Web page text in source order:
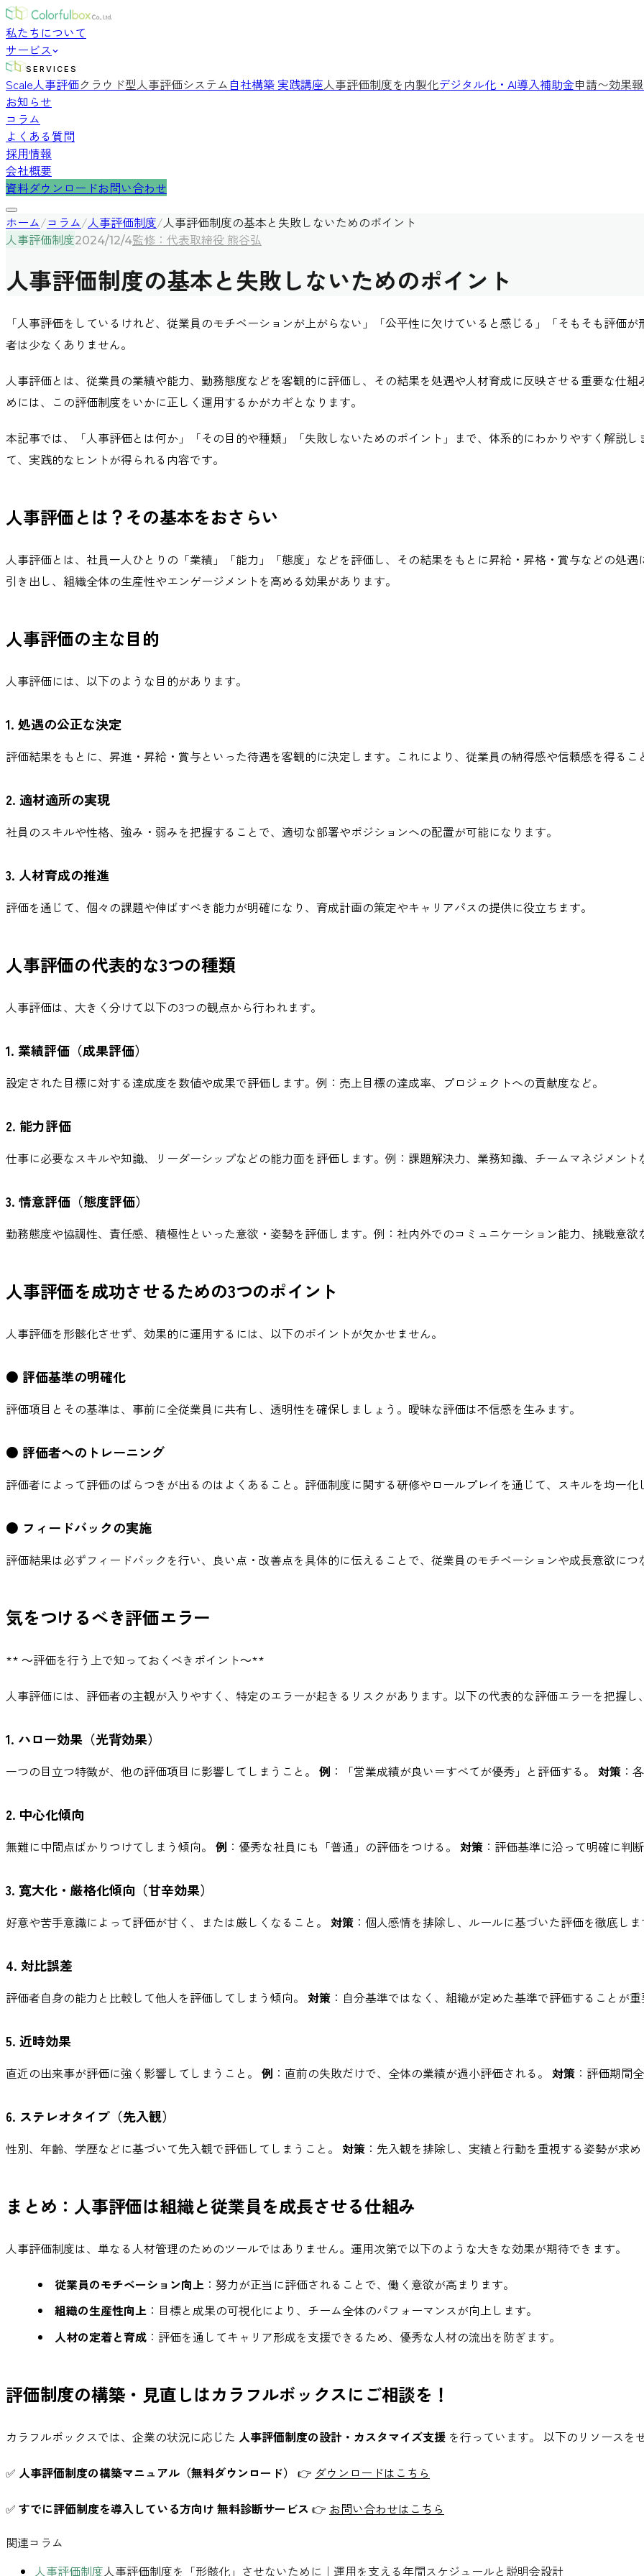
私たちについて
サービス
SERVICES
Scale人事評価クラウド型人事評価システム 自社構築 実践講座人事評価制度を内製化デジタル化・AI導入補助金申請〜効果
お知らせ
コラム
よくある質問
採用情報
会社概要
資料ダウンロードお問い合わせ
ホーム/コラム/人事評価制度/人事評価制度の基本と失敗しないためのポイント
人事評価制度2024/12/4監修：代表取締役 熊谷弘
人事評価制度の基本と失敗しないためのポイント
「人事評価をしているけれど、従業員のモチベーションが上がらない」「公平性に欠けていると感じる」「そもそも評
者は少なくありません。
人事評価とは、従業員の業績や能力、勤務態度などを客観的に評価し、その結果を処遇や人材育成に反映させる重要な仕
めには、この評価制度をいかに正しく運用するかがカギとなります。
本記事では、「人事評価とは何か」「その目的や種類」「失敗しないためのポイント」まで、体系的にわかりやすく解説
て、実践的なヒントが得られる内容です。
人事評価とは？その基本をおさらい
人事評価とは、社員一人ひとりの「業績」「能力」「態度」などを評価し、その結果をもとに昇給・昇格・賞与などの処
引き出し、組織全体の生産性やエンゲージメントを高める効果があります。
人事評価の主な目的
人事評価には、以下のような目的があります。
1. 処遇の公正な決定
評価結果をもとに、昇進・昇給・賞与といった待遇を客観的に決定します。これにより、従業員の納得感や信頼感を得るこ
2. 適材適所の実現
社員のスキルや性格、強み・弱みを把握することで、適切な部署やポジションへの配置が可能になります。
3. 人材育成の推進
評価を通じて、個々の課題や伸ばすべき能力が明確になり、育成計画の策定やキャリアパスの提供に役立ちます。
人事評価の代表的な3つの種類
人事評価は、大きく分けて以下の3つの観点から行われます。
1. 業績評価（成果評価）
設定された目標に対する達成度を数値や成果で評価します。例：売上目標の達成率、プロジェクトへの貢献度など。
2. 能力評価
仕事に必要なスキルや知識、リーダーシップなどの能力面を評価します。例：課題解決力、業務知識、チームマネジメント
3. 情意評価（態度評価）
勤務態度や協調性、責任感、積極性といった意欲・姿勢を評価します。例：社内外でのコミュニケーション能力、挑戦意欲
人事評価を成功させるための3つのポイント
人事評価を形骸化させず、効果的に運用するには、以下のポイントが欠かせません。
● 評価基準の明確化
評価項目とその基準は、事前に全従業員に共有し、透明性を確保しましょう。曖昧な評価は不信感を生みます。
● 評価者へのトレーニング
評価者によって評価のばらつきが出るのはよくあること。評価制度に関する研修やロールプレイを通じて、スキルを均一化
● フィードバックの実施
評価結果は必ずフィードバックを行い、良い点・改善点を具体的に伝えることで、従業員のモチベーションや成長意欲につ
気をつけるべき評価エラー
** ～評価を行う上で知っておくべきポイント～**
人事評価には、評価者の主観が入りやすく、特定のエラーが起きるリスクがあります。以下の代表的な評価エラーを把握し
1. ハロー効果（光背効果）
一つの目立つ特徴が、他の評価項目に影響してしまうこと。 例 ：「営業成績が良い＝すべてが優秀」と評価する。 対策 ：
2. 中心化傾向
無難に中間点ばかりつけてしまう傾向。 例 ：優秀な社員にも「普通」の評価をつける。 対策 ：評価基準に沿って明確に判
3. 寛大化・厳格化傾向（甘辛効果）
好意や苦手意識によって評価が甘く、または厳しくなること。 対策 ：個人感情を排除し、ルールに基づいた評価を徹底しま
4. 対比誤差
評価者自身の能力と比較して他人を評価してしまう傾向。 対策 ：自分基準ではなく、組織が定めた基準で評価することが重
5. 近時効果
直近の出来事が評価に強く影響してしまうこと。 例 ：直前の失敗だけで、全体の業績が過小評価される。 対策 ：評価期間
6. ステレオタイプ（先入観）
性別、年齢、学歴などに基づいて先入観で評価してしまうこと。 対策 ：先入観を排除し、実績と行動を重視する姿勢が求め
まとめ：人事評価は組織と従業員を成長させる仕組み
人事評価制度は、単なる人材管理のためのツールではありません。運用次第で以下のような大きな効果が期待できます。
従業員のモチベーション向上 ：努力が正当に評価されることで、働く意欲が高まります。
組織の生産性向上 ：目標と成果の可視化により、チーム全体のパフォーマンスが向上します。
人材の定着と育成 ：評価を通してキャリア形成を支援できるため、優秀な人材の流出を防ぎます。
評価制度の構築・見直しはカラフルボックスにご相談を！
カラフルボックスでは、企業の状況に応じた 人事評価制度の設計・カスタマイズ支援 を行っています。 以下のリソースを
✅ 人事評価制度の構築マニュアル（無料ダウンロード） 👉 ダウンロードはこちら
✅ すでに評価制度を導入している方向け 無料診断サービス 👉 お問い合わせはこちら
関連コラム
人事評価制度人事評価制度を「形骸化」させないために｜運用を支える年間スケジュールと説明会設計